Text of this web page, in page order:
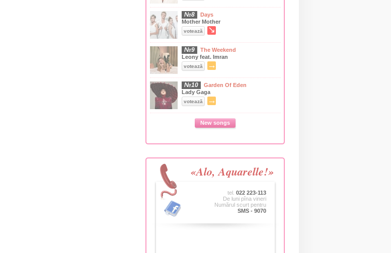
№8
Days
Mother Mother
votează ↘
№9
The Weekend
Leony feat. Imran
votează →
№10
Garden Of Eden
Lady Gaga
votează →
New songs
«Alo, Aquarelle!»
tel. 022 223-113
De luni pîna vineri
Numărul scurt pentru
SMS - 9070